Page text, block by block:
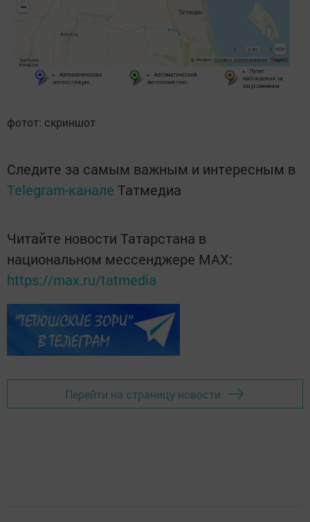
фотот: скриншот
Следите за самым важным и интересным в
Telegram-канале Татмедиа
Читайте новости Татарстана в
национальном мессенджере MАХ:
https://max.ru/tatmedia
Перейти на страницу новости